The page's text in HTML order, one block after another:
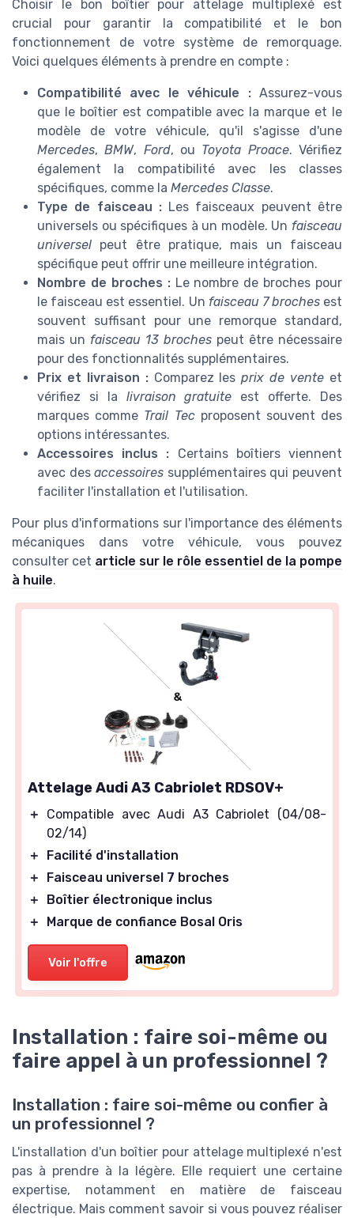
Choisir le bon boîtier pour attelage multiplexé est
crucial pour garantir la compatibilité et le bon
fonctionnement de votre système de remorquage.
Voici quelques éléments à prendre en compte :
Compatibilité avec le véhicule :Assurez-vous
que le boîtier est compatible avec la marque et le
modèle de votre véhicule, qu'il s'agisse d'une
Mercedes,BMW, Ford, ou Toyota Proace. Vérifiez
également la compatibilité avec les classes
spécifiques, comme la Mercedes Classe.
Type de faisceau :Les faisceaux peuvent être
universels ou spécifiques à un modèle. Un faisceau
universel peut être pratique, mais un faisceau
spécifique peut offrir une meilleure intégration.
Nombre de broches :Le nombre de broches pour
le faisceau est essentiel. Un faisceau 7 brochesest
souvent suffisant pour une remorque standard,
mais un faisceau 13 broches peut être nécessaire
pour des fonctionnalités supplémentaires.
Prix et livraison :Comparez lesprix de vente et
vérifiez si la livraison gratuite est offerte. Des
marques comme Trail Tecproposent souvent des
options intéressantes.
Accessoires inclus : Certains boîtiers viennent
avec desaccessoires supplémentaires qui peuvent
faciliter l'installation et l'utilisation.
Pour plus d'informations sur l'importance des éléments
mécaniques dans votre véhicule, vous pouvez
consulter cet article sur le rôle essentiel de la pompe
à huile.
Attelage Audi A3 Cabriolet RDSOV+
＋
Compatible avec Audi A3 Cabriolet (04/08-
02/14)
＋
Facilité d'installation
＋
Faisceau universel 7 broches
＋
Boîtier électronique inclus
＋
Marque de confiance Bosal Oris
Voir l'offre
Installation : faire soi-même ou
faire appel à un professionnel ?
Installation : faire soi-même ou confier à
un professionnel ?
L'installation d'un boîtier pour attelage multiplexé n'est
pas à prendre à la légère. Elle requiert une certaine
expertise, notamment en matière de faisceau
électrique. Mais comment savoir si vous pouvez réaliser